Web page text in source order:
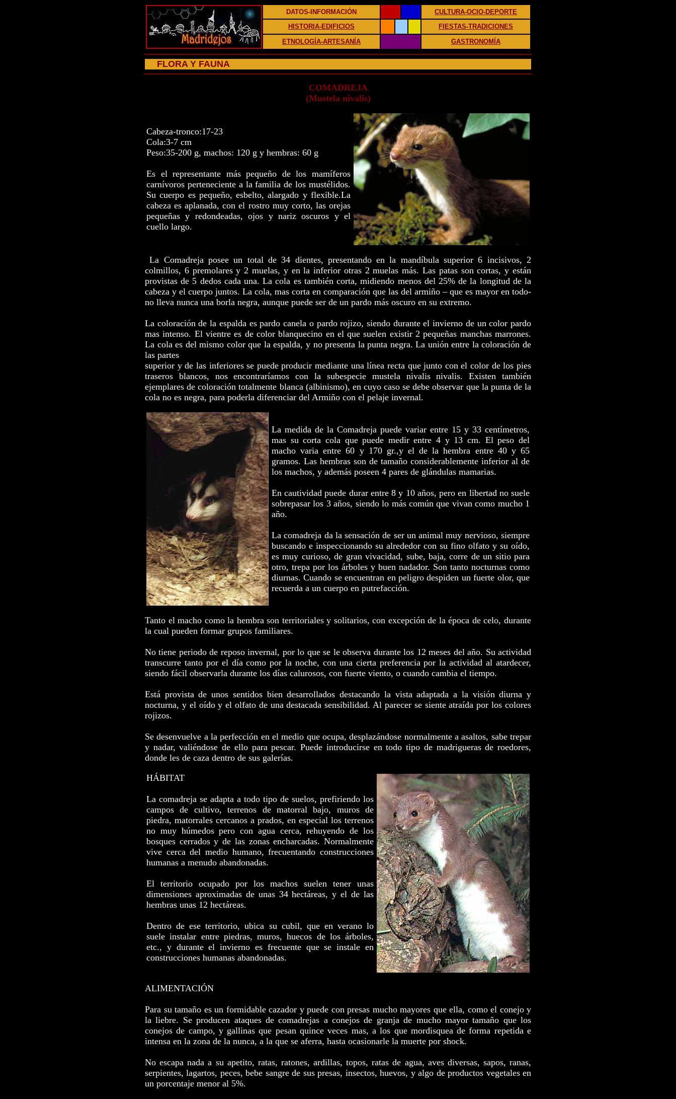
DATOS-INFORMACIÓN
CULTURA-OCIO-DEPORTE
HISTORIA-EDIFICIOS
FIESTAS-TRADICIONES
ETNOLOGÍA-ARTESANÍA
GASTRONOMÍA
FLORA Y FAUNA
COMADREJA
(Mustela nivalis)
Cabeza-tronco:17-23
Cola:3-7 cm
Peso:35-200 g, machos: 120 g y hembras: 60 g
Es el representante más pequeño de los mamíferos
carnívoros perteneciente a la familia de los mustélidos.
Su cuerpo es pequeño, esbelto, alargado y flexible.La
cabeza es aplanada, con el rostro muy corto, las orejas
pequeñas y redondeadas, ojos y nariz oscuros y el
cuello largo.
La Comadreja posee un total de 34 dientes, presentando en la mandíbula superior 6 incisivos, 2
colmillos, 6 premolares y 2 muelas, y en la inferior otras 2 muelas más. Las patas son cortas, y están
provistas de 5 dedos cada una. La cola es también corta, midiendo menos del 25% de la longitud de la
cabeza y el cuerpo juntos. La cola, mas corta en comparación que las del armiño – que es mayor en todo-
no lleva nunca una borla negra, aunque puede ser de un pardo más oscuro en su extremo.
La coloración de la espalda es pardo canela o pardo rojizo, siendo durante el invierno de un color pardo
mas intenso. El vientre es de color blanquecino en el que suelen existir 2 pequeñas manchas marrones.
La cola es del mismo color que la espalda, y no presenta la punta negra. La unión entre la coloración de
las partes
superior y de las inferiores se puede producir mediante una línea recta que junto con el color de los pies
traseros blancos, nos encontraríamos con la subespecie mustela nivalis nivalis. Existen también
ejemplares de coloración totalmente blanca (albinismo), en cuyo caso se debe observar que la punta de la
cola no es negra, para poderla diferenciar del Armiño con el pelaje invernal.
La medida de la Comadreja puede variar entre 15 y 33 centímetros,
mas su corta cola que puede medir entre 4 y 13 cm. El peso del
macho varia entre 60 y 170 gr.,y el de la hembra entre 40 y 65
gramos. Las hembras son de tamaño considerablemente inferior al de
los machos, y además poseen 4 pares de glándulas mamarias.
En cautividad puede durar entre 8 y 10 años, pero en libertad no suele
sobrepasar los 3 años, siendo lo más común que vivan como mucho 1
año.
La comadreja da la sensación de ser un animal muy nervioso, siempre
buscando e inspeccionando su alrededor con su fino olfato y su oído,
es muy curioso, de gran vivacidad, sube, baja, corre de un sitio para
otro, trepa por los árboles y buen nadador. Son tanto nocturnas como
diurnas. Cuando se encuentran en peligro despiden un fuerte olor, que
recuerda a un cuerpo en putrefacción.
Tanto el macho como la hembra son territoriales y solitarios, con excepción de la época de celo, durante
la cual pueden formar grupos familiares.
No tiene periodo de reposo invernal, por lo que se le observa durante los 12 meses del año. Su actividad
transcurre tanto por el día como por la noche, con una cierta preferencia por la actividad al atardecer,
siendo fácil observarla durante los días calurosos, con fuerte viento, o cuando cambia el tiempo.
Está provista de unos sentidos bien desarrollados destacando la vista adaptada a la visión diurna y
nocturna, y el oído y el olfato de una destacada sensibilidad. Al parecer se siente atraída por los colores
rojizos.
Se desenvuelve a la perfección en el medio que ocupa, desplazándose normalmente a asaltos, sabe trepar
y nadar, valiéndose de ello para pescar. Puede introducirse en todo tipo de madrigueras de roedores,
donde les de caza dentro de sus galerías.
HÁBITAT
La comadreja se adapta a todo tipo de suelos, prefiriendo los
campos de cultivo, terrenos de matorral bajo, muros de
piedra, matorrales cercanos a prados, en especial los terrenos
no muy húmedos pero con agua cerca, rehuyendo de los
bosques cerrados y de las zonas encharcadas. Normalmente
vive cerca del medio humano, frecuentando construcciones
humanas a menudo abandonadas.
El territorio ocupado por los machos suelen tener unas
dimensiones aproximadas de unas 34 hectáreas, y el de las
hembras unas 12 hectáreas.
Dentro de ese territorio, ubica su cubil, que en verano lo
suele instalar entre piedras, muros, huecos de los árboles,
etc., y durante el invierno es frecuente que se instale en
construcciones humanas abandonadas.
ALIMENTACIÓN
Para su tamaño es un formidable cazador y puede con presas mucho mayores que ella, como el conejo y
la liebre. Se producen ataques de comadrejas a conejos de granja de mucho mayor tamaño que los
conejos de campo, y gallinas que pesan quince veces mas, a los que mordisquea de forma repetida e
intensa en la zona de la nunca, a la que se aferra, hasta ocasionarle la muerte por shock.
No escapa nada a su apetito, ratas, ratones, ardillas, topos, ratas de agua, aves diversas, sapos, ranas,
serpientes, lagartos, peces, bebe sangre de sus presas, insectos, huevos, y algo de productos vegetales en
un porcentaje menor al 5%.